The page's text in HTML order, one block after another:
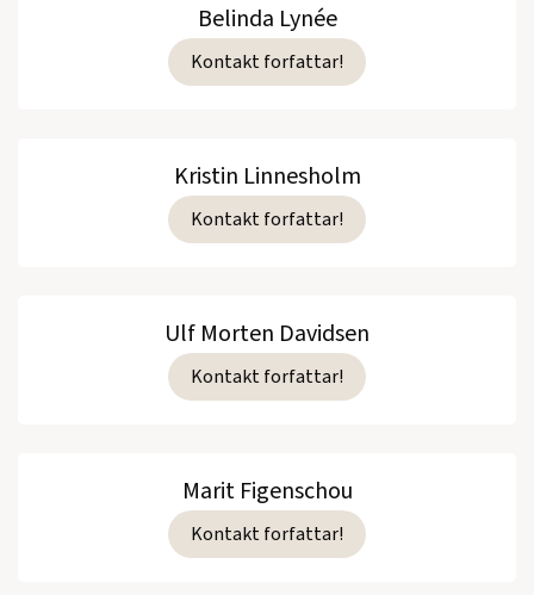
Belinda Lynée
Kontakt forfattar!
Kristin Linnesholm
Kontakt forfattar!
Ulf Morten Davidsen
Kontakt forfattar!
Marit Figenschou
Kontakt forfattar!